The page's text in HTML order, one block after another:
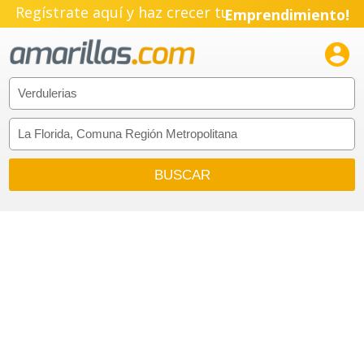
Regístrate aquí y haz crecer tuEmprendimiento!
